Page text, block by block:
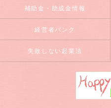
補助金・助成金情報
経営者バンク
失敗しない起業法